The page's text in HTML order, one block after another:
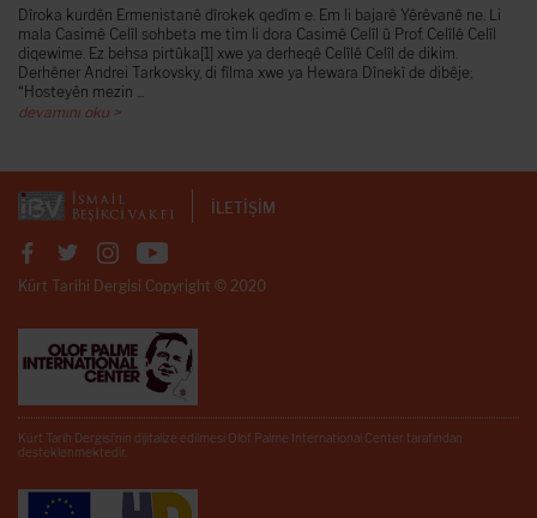
Dîroka kurdên Ermenistanê dîrokek qedîm e. Em li bajarê Yêrêvanê ne. Li
mala Casimê Celîl sohbeta me tim li dora Casimê Celîl û Prof. Celîlê Celîl
diqewime. Ez behsa pirtûka[1] xwe ya derheqê Celîlê Celîl de dikim.
Derhêner Andrei Tarkovsky, di fîlma xwe ya Hewara Dînekî de dibêje;
“Hosteyên mezin ...
devamını oku >
İLETİŞİM
Kürt Tarihi Dergisi Copyright © 2020
Kürt Tarih Dergisi’nin dijitalize edilmesi Olof Palme International Center tarafından
desteklenmektedir.